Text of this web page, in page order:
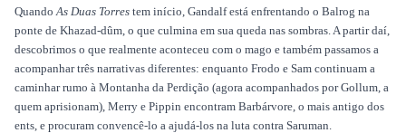
QuandoAs Duas Torres tem início, Gandalf está enfrentando o Balrog na
ponte de Khazad-dûm, o que culmina em sua queda nas sombras. A partir daí,
descobrimos o que realmente aconteceu com o mago e também passamos a
acompanhar três narrativas diferentes: enquanto Frodo e Sam continuam a
caminhar rumo à Montanha da Perdição (agora acompanhados por Gollum, a
quem aprisionam), Merry e Pippin encontram Barbárvore, o mais antigo dos
ents, e procuram convencê-lo a ajudá-los na luta contra Saruman.